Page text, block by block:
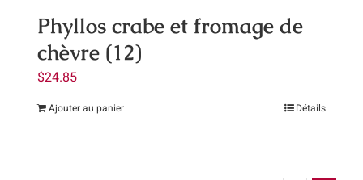
Phyllos crabe et fromage de
chèvre (12)
$24.85
Ajouter au panier Détails